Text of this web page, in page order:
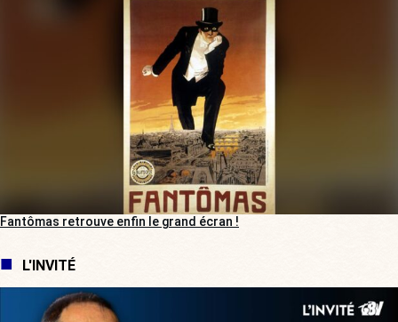
Fantômas retrouve enfin le grand écran !
L'INVITÉ